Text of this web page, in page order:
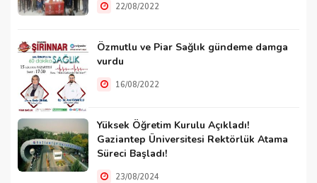
22/08/2022
Özmutlu ve Piar Sağlık gündeme damga
vurdu
16/08/2022
Yüksek Öğretim Kurulu Açıkladı!
Gaziantep Üniversitesi Rektörlük Atama
Süreci Başladı!
23/08/2024